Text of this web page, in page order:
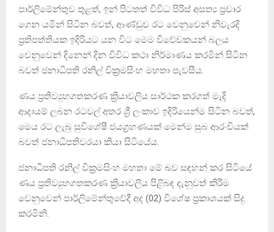
පාර්ලිමේන්තුව තුළත්, ඉන් පිටතත් විවිධ පිරිස් අසත්‍ය ප්‍රචාර
ගෙන යමින් සිටින බවත්, ආණ්ඩුව රට වෙනුවෙන් නිවැරදි
ප්‍රතිපත්තියක ඉදිරියට යන විට මෙම විවේචකයන් බලය
වෙනුවෙන් දිනෙන් දින විවිධ කථා නිර්මාණය කරමින් සිටින
බවත් ජනාධිපති රනිල් වික්‍රමසිංහ මහතා පැවසීය.
ණය ප්‍රතිව්‍යුහගතකරණ ක්‍රියාවලිය සාර්ථක කරගත් මැදි
ආදායම් ලබන රටවල් අතර ශ්‍රී ලංකාව ඉදිරියෙන්ම සිටින බවත්,
මෙය රට ලැබු සුවිශේෂී ජයග්‍රහණයක් මෙන්ම සුබ ආරංචියක්
බවත් ජනාධිපතිවරයා කියා සිටියේය.
ජනාධිපති රනිල් වික්‍රමසිංහ මහතා මේ බව සඳහන් කර සිටියේ
ණය ප්‍රතිව්‍යුහගතකරණ ක්‍රියාවලිය පිළිබඳ දැනුවත් කිරීම
වෙනුවෙන් පාර්ලිමේන්තුවේදී අද (02) විශේෂ ප්‍රකාශයක් සිදු
කරමිනි.